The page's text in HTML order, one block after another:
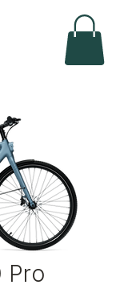
Pro